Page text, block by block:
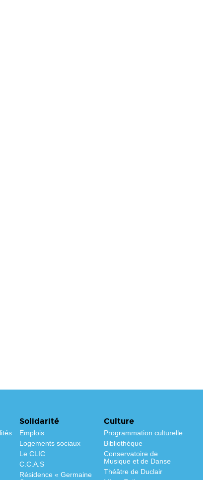
Solidarité
Emplois
Logements sociaux
Le CLIC
C.C.A.S
Résidence « Germaine
Culture
Programmation culturelle
Bibliothèque
Conservatoire de
Musique et de Danse
Théâtre de Duclair